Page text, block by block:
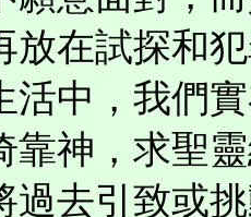
放在試探和
活中，我們
靠神，求聖
過去引致或